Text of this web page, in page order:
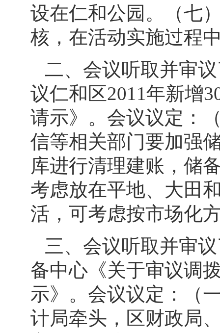
设在仁和公园。（七
核，在活动实施过程
二、会议听取并审
议仁和区2011年新增
请示》。会议议定：
信等相关部门要加强
库进行清理建账，储
考虑放在平地、大田
活，可考虑按市场化
三、会议听取并审
备中心《关于审议调
示》。会议议定：（
计局牵头，区财政局